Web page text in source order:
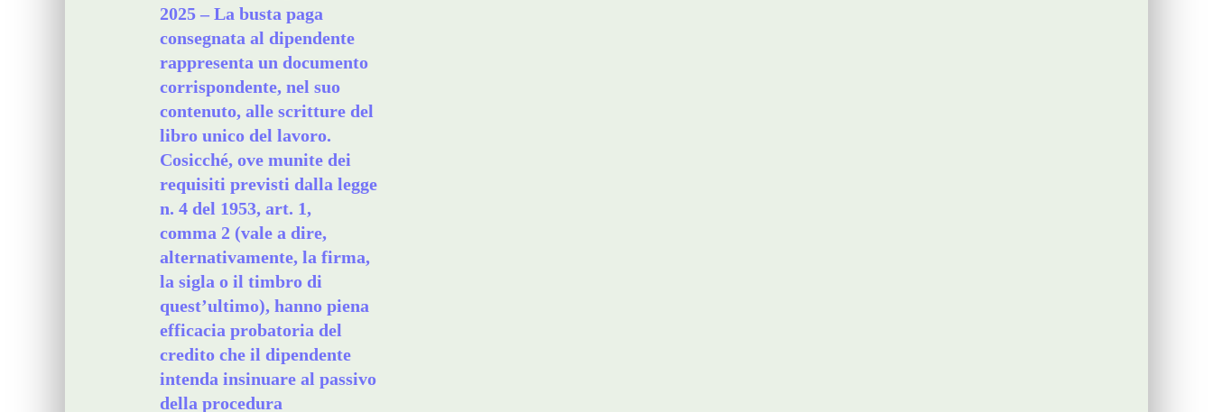
2025 – La busta paga
consegnata al dipendente
rappresenta un documento
corrispondente, nel suo
contenuto, alle scritture del
libro unico del lavoro.
Cosicché, ove munite dei
requisiti previsti dalla legge
n. 4 del 1953, art. 1,
comma 2 (vale a dire,
alternativamente, la firma,
la sigla o il timbro di
quest’ultimo), hanno piena
efficacia probatoria del
credito che il dipendente
intenda insinuare al passivo
della procedura